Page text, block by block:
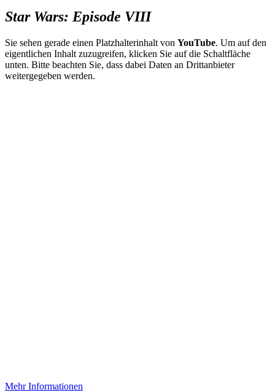
Star Wars: Episode VIII
Sie sehen gerade einen Platzhalterinhalt von YouTube. Um auf den
eigentlichen Inhalt zuzugreifen, klicken Sie auf die Schaltfläche
unten. Bitte beachten Sie, dass dabei Daten an Drittanbieter
weitergegeben werden.
Mehr Informationen